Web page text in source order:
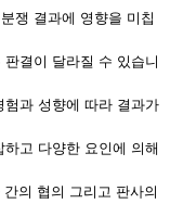
쟁 결과에 영향을 미칩
결이 달라질 수 있습니
과 성향에 따라 결과가
고 다양한 요인에 의해
의 협의 그리고 판사의